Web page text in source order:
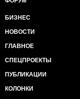
БИЗНЕС
НОВОСТИ
ГЛАВНОЕ
СПЕЦПРОЕКТЫ
ПУБЛИКАЦИИ
КОЛОНКИ